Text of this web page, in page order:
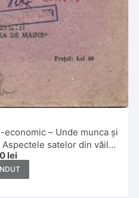
– Unde munca și
Aspectele satelor din văile
sociografice și
monografiilor
de Ion Clopoțel, 1926,
lei